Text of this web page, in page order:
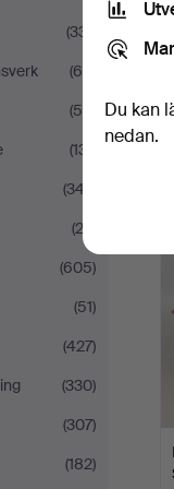
(331)
(65)
(50)
(131)
(347)
(23)
(605)
(51)
(427)
(330)
(307)
(182)
Du kan
nedan.